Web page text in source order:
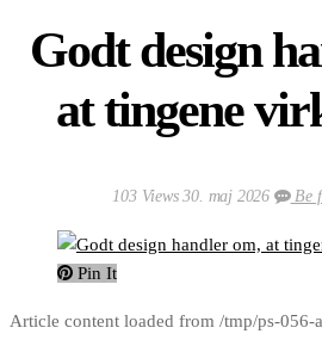
Godt design
at tingene
103 Views30. maj 2026 Be
Pin It
Article content loaded from /tmp/ps-056-